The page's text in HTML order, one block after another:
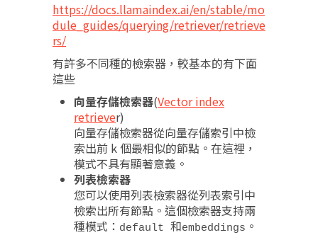
https://docs.llamaindex.ai/en/stable/mo
dule_guides/querying/retriever/retrieve
rs/
有許多不同種的檢索器，較基本的有下面
這些
向量存儲檢索器(Vector index
retriever)
向量存儲檢索器從向量存儲索引中檢
索出前 k 個最相似的節點。在這裡，
模式不具有顯著意義。
列表檢索器
您可以使用列表檢索器從列表索引中
檢索出所有節點。這個檢索器支持兩
種模式： default 和embeddings 。